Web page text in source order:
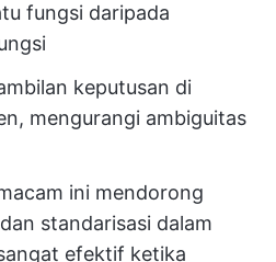
fungsi daripada
keputusan di
mengurangi ambiguitas
ini mendorong
standarisasi dalam
efektif ketika